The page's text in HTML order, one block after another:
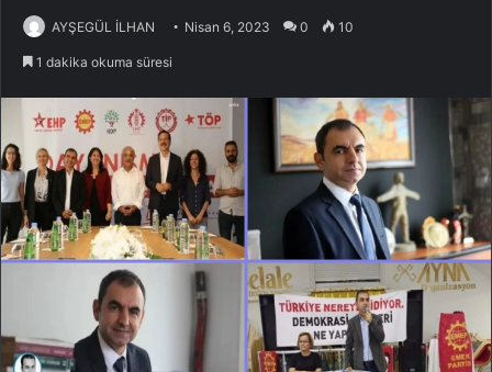
AYŞEGÜL İLHAN Nisan 6, 2023 0 10
1 dakika okuma süresi